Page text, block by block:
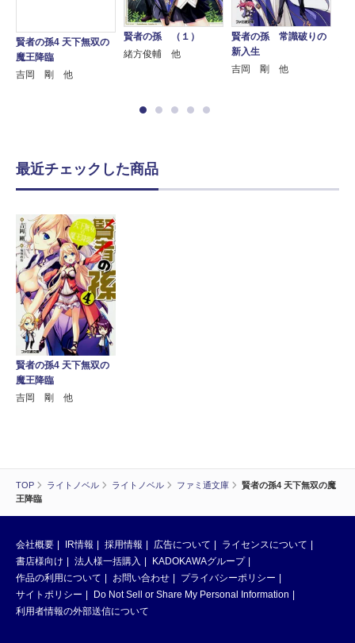
TOP ライトノベル ライトノベル ファミ通文庫
賢者の孫4 天下無双の魔
王降臨
賢者の孫4 天下無双の
魔王降臨
吉岡 剛 他
賢者の孫 （１）
緒方俊輔 他
賢者の孫 常識破りの
新入生
吉岡 剛 他
最近チェックした商品
賢者の孫4 天下無双の
魔王降臨
吉岡 剛 他
会社概要 IR情報 採用情報 広告について
ライセンスについて
書店様向け
法人様一括購入
KADOKAWAグループ
作品の利用について
お問い合わせ
プライバシーポリシー
サイトポリシー
Do Not Sell or Share My Personal Information
利用者情報の外部送信について